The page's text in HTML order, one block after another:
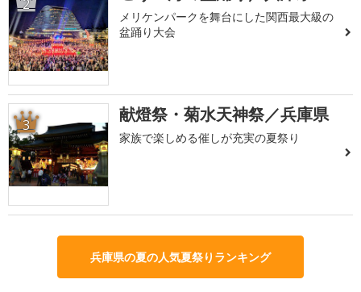
2
メリケンパークを舞台にした関西最大級の
盆踊り大会
3 献燈祭・菊水天神祭／兵庫県
家族で楽しめる催しが充実の夏祭り
兵庫県の夏の人気夏祭りランキング